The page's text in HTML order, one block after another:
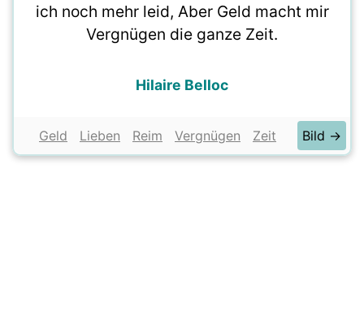
ich noch mehr leid, Aber Geld macht mir
Vergnügen die ganze Zeit.
Hilaire Belloc
Geld Lieben Reim Vergnügen Zeit Bild →